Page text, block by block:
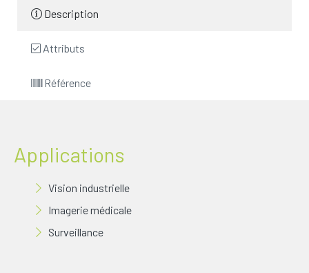
Description
Attributs
Référence
Applications
Vision industrielle
Imagerie médicale
Surveillance